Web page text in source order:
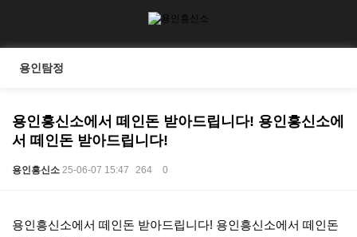
용인탐정
용인흥신소에서 떼인돈 받아드립니다! 용인흥신소에
서 떼인돈 받아드립니다!
용인흥신소 25-06-07 15:47 264 0
용인흥신소에서 떼인돈 받아드립니다! 용인흥신소에서 떼인돈